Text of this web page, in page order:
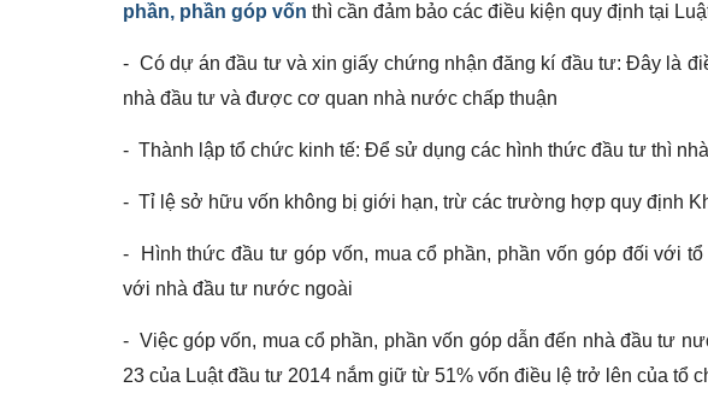
phần, phần góp vốn thì cần đảm bảo các điều kiện quy định tại
- Có dự án đầu tư và xin giấy chứng nhận đăng kí đầu tư: Đây là
nhà đầu tư và được cơ quan nhà nước chấp thuận
- Thành lập tổ chức kinh tế: Để sử dụng các hình thức đầu tư thì
- Tỉ lệ sở hữu vốn không bị giới hạn, trừ các trường hợp quy định
- Hình thức đầu tư góp vốn, mua cổ phần, phần vốn góp đối với
với nhà đầu tư nước ngoài
- Việc góp vốn, mua cổ phần, phần vốn góp dẫn đến nhà đầu tư
23 của Luật đầu tư 2014 nắm giữ từ 51% vốn điều lệ trở lên của tổ